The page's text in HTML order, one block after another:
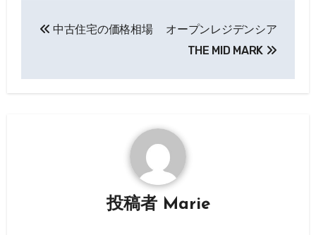
中古住宅の価格相場
オープンレジデンシア
THE MID MARK
投稿者 Marie